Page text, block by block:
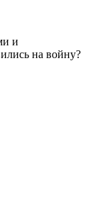
на войну?